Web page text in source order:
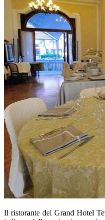
Il ristorante del Grand Hotel